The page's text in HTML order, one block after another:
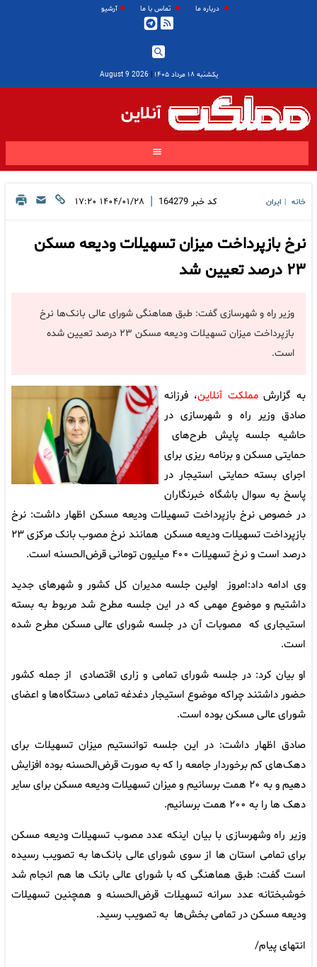
درباره ما تماس با ما آرشیو
یکشنبه ۱۸ مرداد ۱۴۰۵ |
2026 August 9
آنلاین
خانه ایران کد خبر 164279
| ۱۴۰۴/۰۱/۲۸ ۱۷:۲۰
نرخ بازپرداخت میزان تسهیلات ودیعه مسکن
۲۳ درصد تعیین شد
وزیر راه و شهرسازی گفت: طبق هماهنگی شورای عالی بانک‌ها نرخ
بازپرداخت میزان تسهیلات ودیعه مسکن ۲۳ درصد تعیین شده
است.
به گزارشمملکت آنلاین، فرزانه
صادق وزیر راه و شهرسازی در
حاشیه جلسه پایش طرح‌های
حمایتی مسکن و برنامه ریزی برای
اجرای بسته حمایتی استیجار در
پاسخ به سوال باشگاه خبرنگاران
در خصوص نرخ بازپرداخت تسهیلات ودیعه مسکن اظهار داشت: نرخ
بازپرداخت تسهیلات ودیعه مسکن همانند نرخ مصوب بانک مرکزی ۲۳
درصد است و نرخ تسهیلات ۴۰۰ میلیون تومانی قرض‌الحسنه است.
وی ادامه داد:امروز اولین جلسه مدیران کل کشور و شهرهای جدید
داشتیم و موضوع مهمی که در این جلسه مطرح شد مربوط به بسته
استیجاری که مصوبات آن در جلسه شورای عالی مسکن مطرح شده
است.
او بیان کرد: در جلسه شورای تمامی و زاری اقتصادی از جمله‌ کشور
حضور داشتند چراکه موضوع استیجار دغدغه تمامی دستگاه‌ها و اعضای
شورای عالی مسکن بوده است.
صادق اظهار داشت: در این جلسه توانستیم میزان تسهیلات برای
دهک‌های کم برخوردار جامعه را که به صورت قرض‌الحسنه بوده افزایش
دهیم و به ۲۰ همت برسانیم و میزان تسهیلات ودیعه مسکن برای سایر
دهک ها را به ۲۰۰ همت برسانیم.
وزیر راه وشهرسازی با بیان اینکه عدد مصوب تسهیلات ودیعه مسکن
برای تمامی استان ها از سوی شورای عالی بانک‌ها به تصویب رسیده
است گفت: طبق هماهنگی که با شورای عالی بانک ها هم انجام شد
خوشبختانه عدد سرانه تسهیلات قرض‌الحسنه و همچنین تسهیلات
ودیعه مسکن در تمامی بخش‌ها به تصویب رسید.
انتهای پیام/